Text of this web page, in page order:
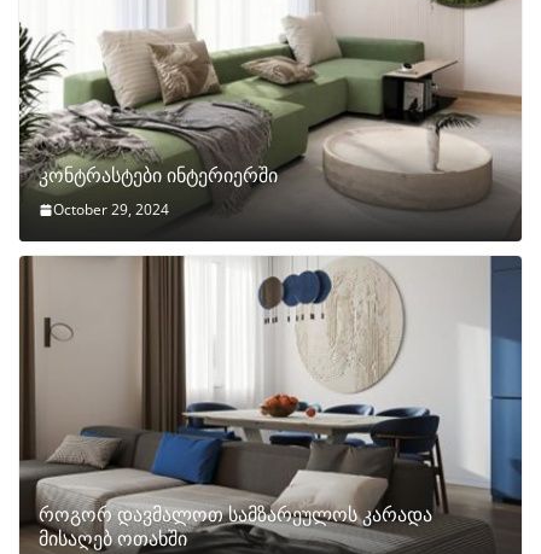
კონტრასტები ინტერიერში
October 29, 2024
როგორ დავმალოთ სამზარეულოს კარადა
მისაღებ ოთახში